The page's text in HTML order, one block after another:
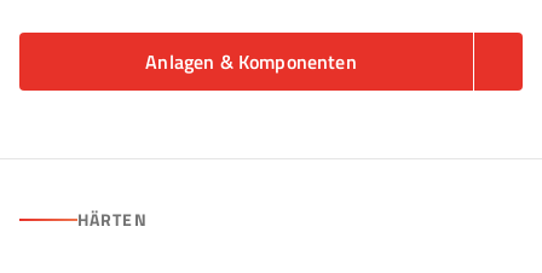
Anlagen & Komponenten
HÄRTEN